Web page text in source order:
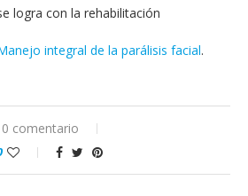
logra con la rehabilitación
integral de la parálisis facial.
0 comentario